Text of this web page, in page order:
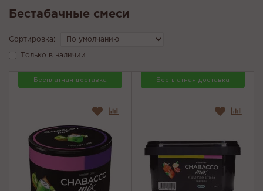
Бестабачные смеси
Сортировка:
Только в наличии
Бесплатная доставка Бесплатная доставка